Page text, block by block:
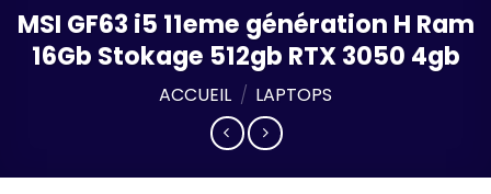
MSI GF63 i5 11eme génération H Ram
16Gb Stokage 512gb RTX 3050 4gb
ACCUEIL / LAPTOPS